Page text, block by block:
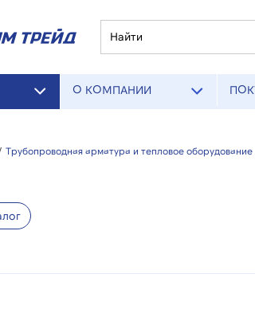
О КОМПАНИИ
Трубопроводная арматура и тепловое оборудование